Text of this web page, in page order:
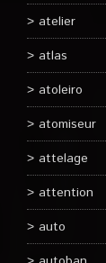
atelier
atlas
atoleiro
atomiseur
attelage
attention
auto